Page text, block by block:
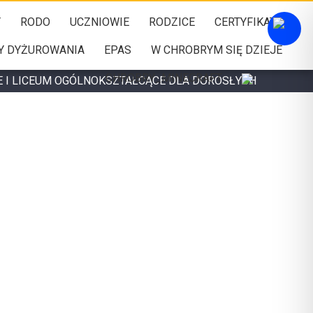
RODO UCZNIOWIE RODZICE CERTYFIKATY
DYŻUROWANIA EPAS W CHROBRYM SIĘ DZIEJE
CHROBRY_MINECRAFT
LICEUM OGÓLNOKSZTAŁCĄCE DLA DOROSŁYCH